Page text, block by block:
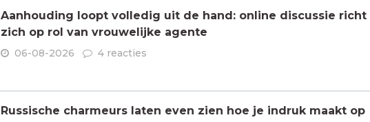
Aanhouding loopt volledig uit de hand: online discussie richt
zich op rol van vrouwelijke agente
06-08-2026 4 reacties
Russische charmeurs laten even zien hoe je indruk maakt op